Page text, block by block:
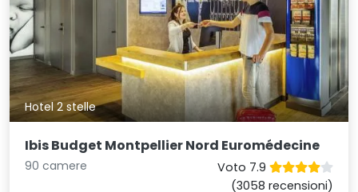
Hotel 2 stelle
Ibis Budget Montpellier Nord Euromédecine
90 camere
Voto 7.9
(3058 recensioni)